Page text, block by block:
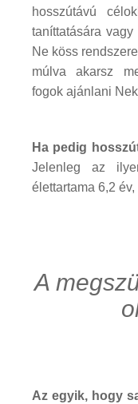
hosszútávú
taníttatására
Ne köss
múlva akarsz
fogok ajánlani
Ha pedig
Jelenleg az
élettartama 6,2
A
Az egyik, hogy